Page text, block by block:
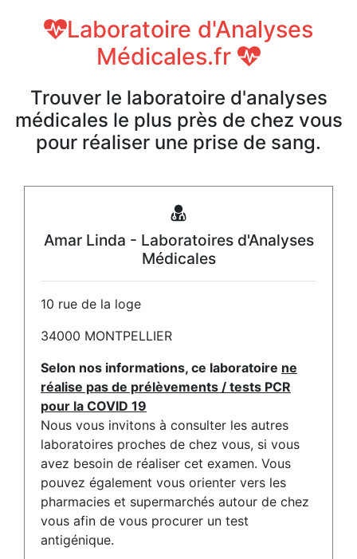
Laboratoire d'Analyses
Médicales.fr
Trouver le laboratoire d'analyses
médicales le plus près de chez vous
pour réaliser une prise de sang.
Amar Linda - Laboratoires d'Analyses
Médicales
10 rue de la loge
34000 MONTPELLIER
Selon nos informations, ce laboratoire ne
réalise pas de prélèvements / tests PCR
pour la COVID 19
Nous vous invitons à consulter les autres
laboratoires proches de chez vous, si vous
avez besoin de réaliser cet examen. Vous
pouvez également vous orienter vers les
pharmacies et supermarchés autour de chez
vous afin de vous procurer un test
antigénique.